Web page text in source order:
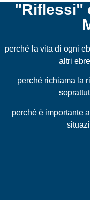
"Riflessi"
perché la vita di ogni
altri
perché richiama la
perché è importante